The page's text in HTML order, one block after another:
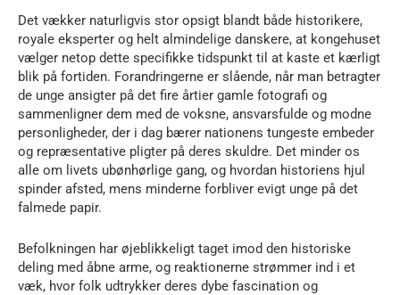
Det vækker naturligvis stor opsigt blandt både historikere,
royale eksperter og helt almindelige danskere, at kongehuset
vælger netop dette specifikke tidspunkt til at kaste et kærligt
blik på fortiden. Forandringerne er slående, når man betragter
de unge ansigter på det fire årtier gamle fotografi og
sammenligner dem med de voksne, ansvarsfulde og modne
personligheder, der i dag bærer nationens tungeste embeder
og repræsentative pligter på deres skuldre. Det minder os
alle om livets ubønhørlige gang, og hvordan historiens hjul
spinder afsted, mens minderne forbliver evigt unge på det
falmede papir.
Befolkningen har øjeblikkeligt taget imod den historiske
deling med åbne arme, og reaktionerne strømmer ind i et
væk, hvor folk udtrykker deres dybe fascination og